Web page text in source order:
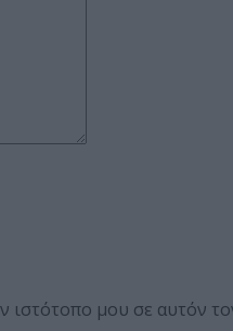
ιστότοπο μου σε αυτόν